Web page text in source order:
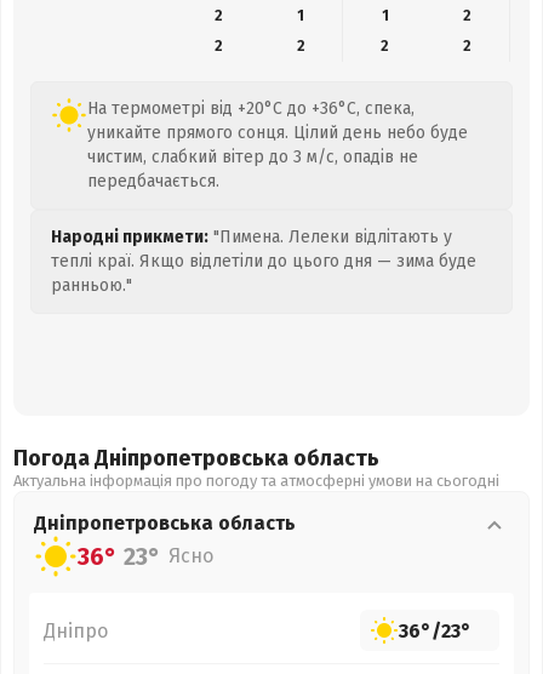
2
1 1
2
2
2 2 2
На термометрі від +20°C до +36°C, спека,
уникайте прямого сонця. Цілий день небо буде
чистим, слабкий вітер до 3 м/с, опадів не
передбачається.
Народні прикмети: "Пимена. Лелеки відлітають у
теплі краї. Якщо відлетіли до цього дня — зима буде
ранньою."
Погода Дніпропетровська область
Актуальна інформація про погоду та атмосферні умови на сьогодні
Дніпропетровська область
36° 23° Ясно
Дніпро 36°/23°